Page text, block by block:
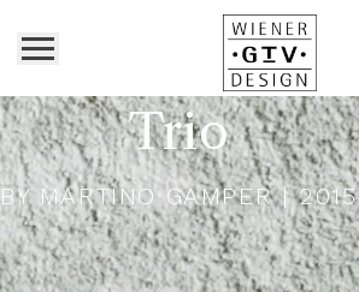
Trio
BY MARTINO GAMPER| 2015